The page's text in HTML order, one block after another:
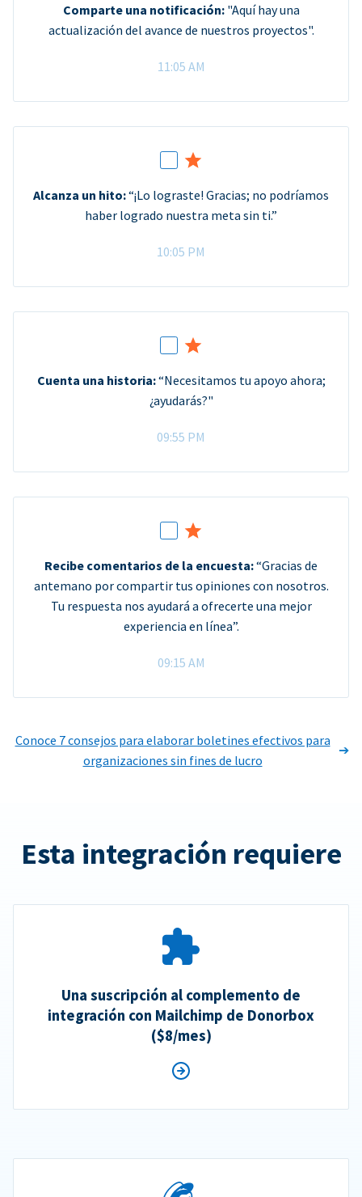
Comparte una notificación:"Aquí hay una
actualización del avance de nuestros proyectos".
11:05 AM
Alcanza un hito:“¡Lo lograste! Gracias; no podríamos
haber logrado nuestra meta sin ti.”
10:05 PM
Cuenta una historia:“Necesitamos tu apoyo ahora;
¿ayudarás?"
09:55 PM
Recibe comentarios de la encuesta:“Gracias de
antemano por compartir tus opiniones con nosotros.
Tu respuesta nos ayudará a ofrecerte una mejor
experiencia en línea”.
09:15 AM
Conoce 7 consejos para elaborar boletines efectivos para
organizaciones sin fines de lucro
Esta integración requiere
Una suscripción al complemento de
integración con Mailchimp de Donorbox
($8/mes)